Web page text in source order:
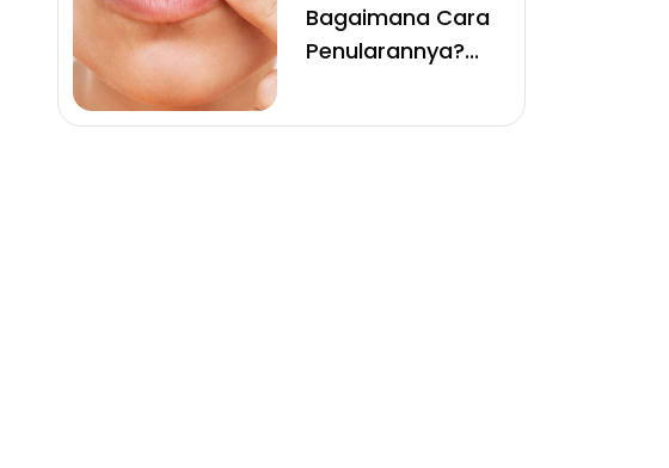
Bagaimana Cara
Penularannya?...